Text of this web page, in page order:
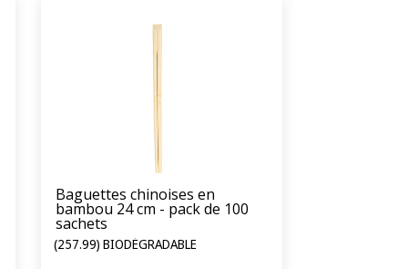
Baguettes chinoises en
bambou 24 cm - pack de 100
sachets
(257.99) BIODÉGRADABLE